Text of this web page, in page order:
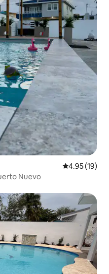
Calificación
4.95 (19)
Nuevo
huéspedes